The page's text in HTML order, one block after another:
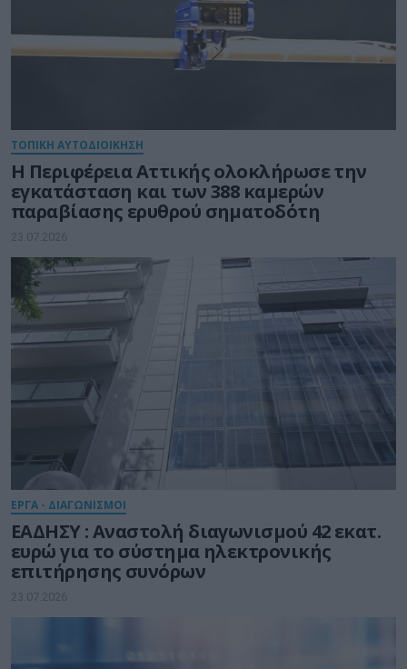
ΤΟΠΙΚΗ ΑΥΤΟΔΙΟΙΚΗΣΗ
Η Περιφέρεια Αττικής ολοκλήρωσε την
εγκατάσταση και των 388 καμερών
παραβίασης ερυθρού σηματοδότη
23.07.2026
ΕΡΓΑ - ΔΙΑΓΩΝΙΣΜΟΙ
ΕΑΔΗΣΥ : Αναστολή διαγωνισμού 42 εκατ.
ευρώ για το σύστημα ηλεκτρονικής
επιτήρησης συνόρων
23.07.2026